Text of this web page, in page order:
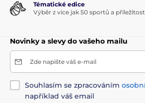
Tématické edice
Výběr z více jak 50 sportů a
Novinky a slevy do vašeho mailu
Zde napište váš e-mail
Souhlasím se zpracováním
například váš email